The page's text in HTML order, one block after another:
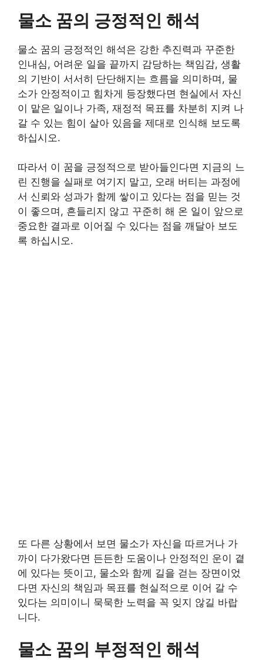
물소 꿈의 긍정적인 해석
물소 꿈의 긍정적인 해석은 강한 추진력과 꾸준한
인내심, 어려운 일을 끝까지 감당하는 책임감, 생활
의 기반이 서서히 단단해지는 흐름을 의미하며, 물
소가 안정적이고 힘차게 등장했다면 현실에서 자신
이 맡은 일이나 가족, 재정적 목표를 차분히 지켜 나
갈 수 있는 힘이 살아 있음을 제대로 인식해 보도록
하십시오.
따라서 이 꿈을 긍정적으로 받아들인다면 지금의 느
린 진행을 실패로 여기지 말고, 오래 버티는 과정에
서 신뢰와 성과가 함께 쌓이고 있다는 점을 믿는 것
이 좋으며, 흔들리지 않고 꾸준히 해 온 일이 앞으로
중요한 결과로 이어질 수 있다는 점을 깨달아 보도
록 하십시오.
또 다른 상황에서 보면 물소가 자신을 따르거나 가
까이 다가왔다면 든든한 도움이나 안정적인 운이 곁
에 있다는 뜻이고, 물소와 함께 길을 걷는 장면이었
다면 자신의 책임과 목표를 현실적으로 이어 갈 수
있다는 의미이니 묵묵한 노력을 꼭 잊지 않길 바랍
니다.
물소 꿈의 부정적인 해석